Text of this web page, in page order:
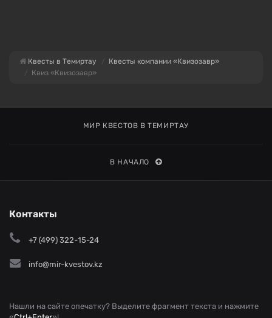
Квесты в Темиртау
Квесты компании «Квизозавр»
Квиз «Квизозавр»
МИР КВЕСТОВ В ТЕМИРТАУ
В НАЧАЛО
Контакты
+7 (499) 322-15-24
info@mir-kvestov.kz
Нашли на сайте опечатку? Выделите фрагмент текста и нажмите